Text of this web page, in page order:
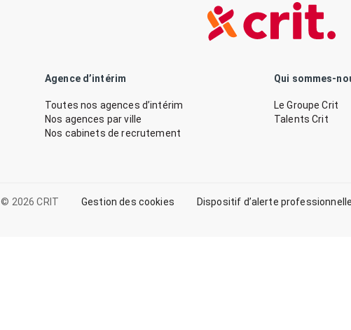
Agence d’intérim
Toutes nos agences d’intérim
Nos agences par ville
Nos cabinets de recrutement
Qui sommes-
Le Groupe Crit
Talents Crit
© 2026 CRIT Gestion des cookies Dispositif d’alerte professionnelle